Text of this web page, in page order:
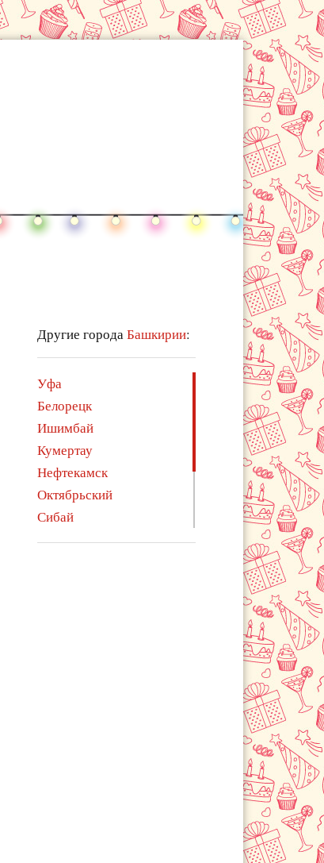
Другие городаБашкирии:
Уфа
Белорецк
Ишимбай
Кумертау
Нефтекамск
Октябрьский
Сибай
Стерлитамак